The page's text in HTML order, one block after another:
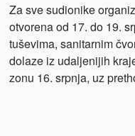
Za sve sudionike
otvorena od 17. do 19.
tuševima, sanitarnim
dolaze iz udaljenijih
zonu 16. srpnja, uz